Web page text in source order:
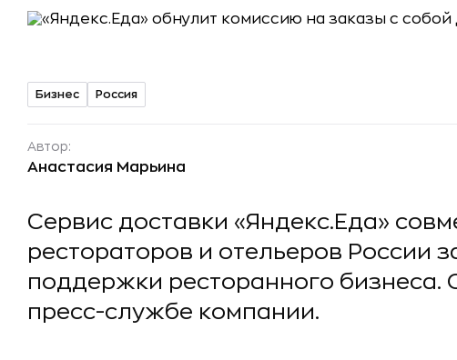
Бизнес Россия
Автор:
Анастасия Марьина
Сервис доставки «Яндекс.Еда»
рестораторов и отельеров России
поддержки ресторанного бизнеса.
пресс-службе компании.